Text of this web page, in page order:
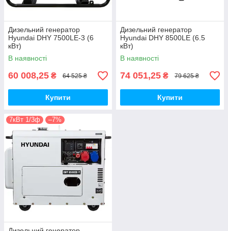
Дизельний генератор
Hyundai DHY 7500LE-3 (6
кВт)
В наявності
60 008,25 ₴ 64 525 ₴
Купити
Дизельний генератор
Hyundai DHY 8500LE (6.5
кВт)
В наявності
74 051,25 ₴ 79 625 ₴
Купити
7кВт 1/3ф –7%